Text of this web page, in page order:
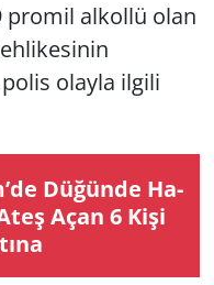
promil alkollü olan
olayla ilgili
Dü­ğün­de Ha­
Açan 6 Kişi